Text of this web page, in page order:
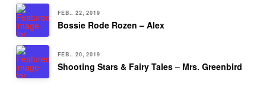
FEB.. 22, 2019
Bossie Rode Rozen – Alex
FEB.. 20, 2019
Shooting Stars & Fairy Tales – Mrs. Greenbird